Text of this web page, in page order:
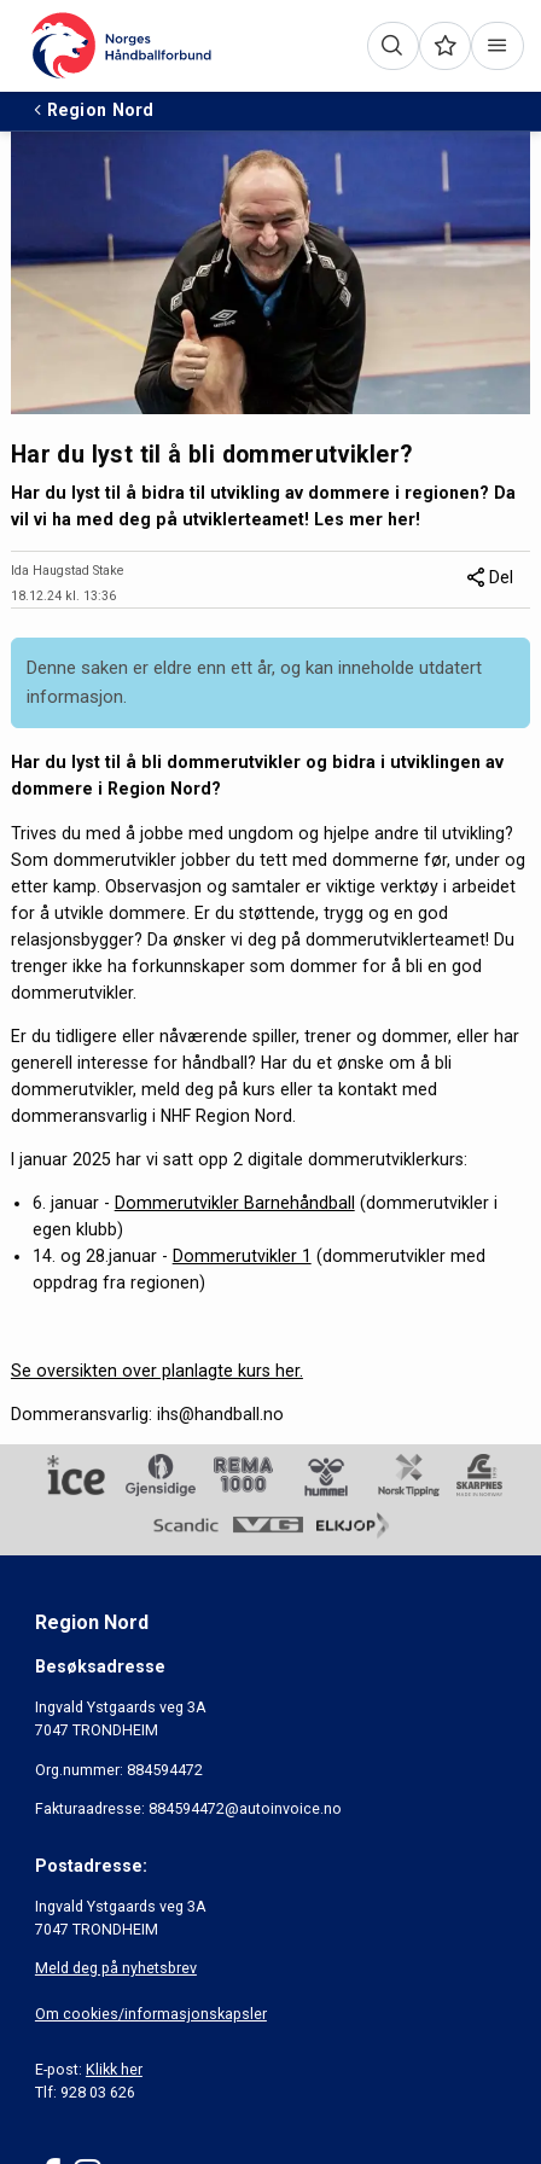
Region Nord
Har du lyst til å bli dommerutvikler?
Har du lyst til å bidra til utvikling av dommere i regionen? Da
vil vi ha med deg på utviklerteamet! Les mer her!
Ida Haugstad Stake
18.12.24 kl. 13:36
Del
Denne saken er eldre enn ett år, og kan inneholde utdatert
informasjon.
Har du lyst til å bli dommerutvikler og bidra i utviklingen av
dommere i Region Nord?
Trives du med å jobbe med ungdom og hjelpe andre til utvikling?
Som dommerutvikler jobber du tett med dommerne før, under og
etter kamp. Observasjon og samtaler er viktige verktøy i arbeidet
for å utvikle dommere. Er du støttende, trygg og en god
relasjonsbygger? Da ønsker vi deg på dommerutviklerteamet! Du
trenger ikke ha forkunnskaper som dommer for å bli en god
dommerutvikler.
Er du tidligere eller nåværende spiller, trener og dommer, eller har
generell interesse for håndball? Har du et ønske om å bli
dommerutvikler, meld deg på kurs eller ta kontakt med
dommeransvarlig i NHF Region Nord.
I januar 2025 har vi satt opp 2 digitale dommerutviklerkurs:
6. januar - Dommerutvikler Barnehåndball
(dommerutvikler i
egen klubb)
14. og 28.januar - Dommerutvikler 1 (dommerutvikler med
oppdrag fra regionen)
Se oversikten over planlagte kurs her.
Dommeransvarlig: ihs@handball.no
Region Nord
Besøksadresse
Ingvald Ystgaards veg 3A
7047 TRONDHEIM
Org.nummer: 884594472
Fakturaadresse: 884594472@autoinvoice.no
Postadresse:
Ingvald Ystgaards veg 3A
7047 TRONDHEIM
Meld deg på nyhetsbrev
Om cookies/informasjonskapsler
E-post: Klikk her
Tlf: 928 03 626